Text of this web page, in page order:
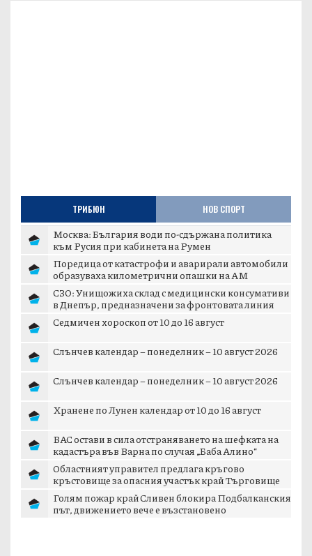
ТРИБЮН НОВ СПОРТ
Москва: България води по-сдържана политика
към Русия при кабинета на Румен
Поредица от катастрофи и аварирали автомобили
образуваха километрични опашки на АМ
СЗО: Унищожиха склад с медицински консумативи
в Днепър, предназначени за фронтовата линия
Седмичен хороскоп от 10 до 16 август
Слънчев календар – понеделник – 10 август 2026
Слънчев календар – понеделник – 10 август 2026
Хранене по Лунен календар от 10 до 16 август
ВАС остави в сила отстраняването на шефката на
кадастъра във Варна по случая „Баба Алино“
Областният управител предлага кръгово
кръстовище за опасния участък край Търговище
Голям пожар край Сливен блокира Подбалканския
път, движението вече е възстановено